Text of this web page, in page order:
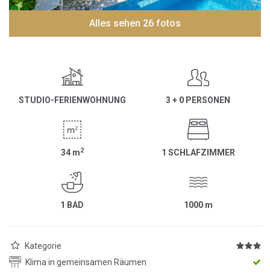
Alles sehen 26 fotos
STUDIO-FERIENWOHNUNG 3 + 0 PERSONEN
34 m2 1 SCHLAFZIMMER
1 BAD 1000 m
Kategorie
Klima in gemeinsamen Räumen